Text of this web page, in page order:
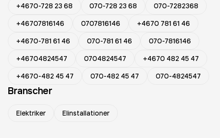
+4670-728 23 68
070-728 23 68
070-7282368
+46707816146
0707816146
+4670 781 61 46
+4670-781 61 46
070-781 61 46
070-7816146
+46704824547
0704824547
+4670 482 45 47
+4670-482 45 47
070-482 45 47 070-4824547
Branscher
Elektriker Elinstallationer